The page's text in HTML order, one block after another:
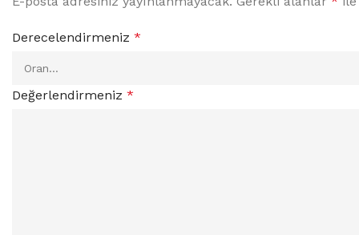
Derecelendirmeniz *
Değerlendirmeniz *